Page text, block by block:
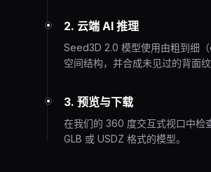
2. 云端 AI 推理
Seed3D 2.0 模型使用由粗到细
空间结构，并合成未见过的背面纹
3. 预览与下载
在我们的 360 度交互式视口中检
GLB 或 USDZ 格式的模型。